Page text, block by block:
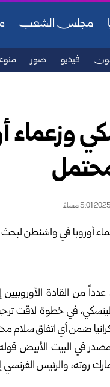
مجلس الشعب
فيديو صور
عدداً من القادة
في خطوة لاقت
ضمن أي اتفاق سلام
في البيت الأبيض
روته، والرئيس الفرنسي